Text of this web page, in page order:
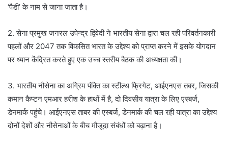
‘पैडी’ के नाम से जाना जाता है।
2. सेना प्रमुख जनरल उपेन्द्र द्विवेदी ने भारतीय सेना द्वारा चल रही परिवर्तनकारी
पहलों और 2047 तक विकसित भारत के उद्देश्य को प्राप्त करने में इसके योगदान
पर ध्यान केंद्रित करते हुए एक उच्च स्तरीय बैठक की अध्यक्षता की।
3. भारतीय नौसेना का अग्रिम पंक्ति का स्टील्थ फ्रिगेट, आईएनएस तबर, जिसकी
कमान कैप्टन एमआर हरीश के हाथों में है, दो दिवसीय यात्रा के लिए एस्बर्ज,
डेनमार्क पहुंचे। आईएनएस ताबर की एस्बर्ज, डेनमार्क की चल रही यात्रा का उद्देश्य
दोनों देशों और नौसेनाओं के बीच मौजूदा संबंधों को बढ़ाना है।